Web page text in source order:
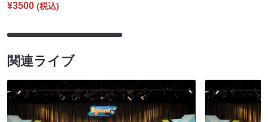
¥3500 (税込)
関連ライブ